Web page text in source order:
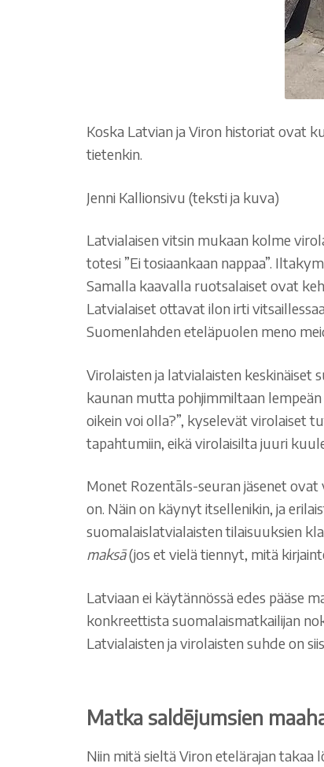
Koska Latvian ja Viron historiat ovat
tietenkin.
Jenni Kallionsivu (teksti ja kuva)
Latvialaisen vitsin mukaan kolme
totesi ”Ei tosiaankaan nappaa”.
Samalla kaavalla ruotsalaiset ovat
Latvialaiset ottavat ilon irti
Suomenlahden eteläpuolen meno
Virolaisten ja latvialaisten keskinäiset
kaunan mutta pohjimmiltaan
oikein voi olla?”, kyselevät virolaiset
tapahtumiin, eikä virolaisilta juuri
Monet Rozentāls-seuran jäsenet
on. Näin on käynyt itsellenikin, ja
suomalaislatvialaisten tilaisuuksien
maksā(jos et vielä tiennyt, mitä
Latviaan ei käytännössä edes pääse
konkreettista suomalaismatkailijan
Latvialaisten ja virolaisten suhde on
Matka saldējumsien
Niin mitä sieltä Viron etelärajan takaa